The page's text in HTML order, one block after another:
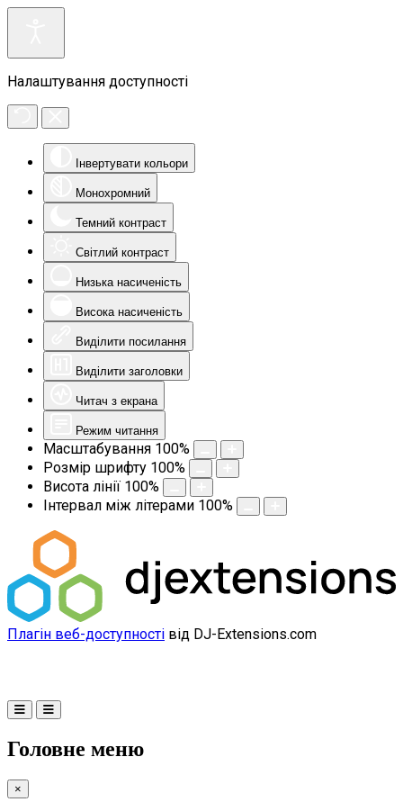
Налаштування доступності
Інвертувати кольори
Монохромний
Темний контраст
Світлий контраст
Низька насиченість
Висока насиченість
Виділити посилання
Виділити заголовки
Читач з екрана
Режим читання
Масштабування 100%
Розмір шрифту 100%
Висота лінії 100%
Інтервал між літерами 100%
Плагін веб-доступності від DJ-Extensions.com
Головне меню
×